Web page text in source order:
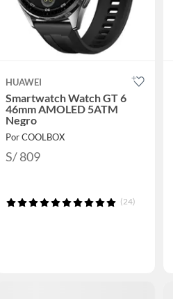
HUAWEI
Smartwatch Watch GT 6
46mm AMOLED 5ATM
Negro
Por COOLBOX
S/ 809
(24)